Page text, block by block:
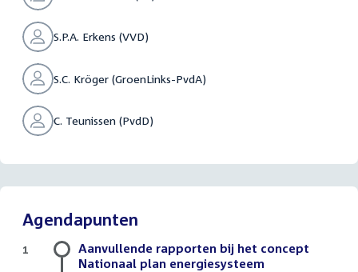
S.P.A. Erkens (VVD)
S.C. Kröger (GroenLinks-PvdA)
C. Teunissen (PvdD)
Agendapunten
Aanvullende rapporten bij het concept
Nationaal plan energiesysteem
1